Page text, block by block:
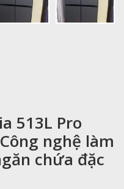
513L Pro
nghệ làm
chứa đặc